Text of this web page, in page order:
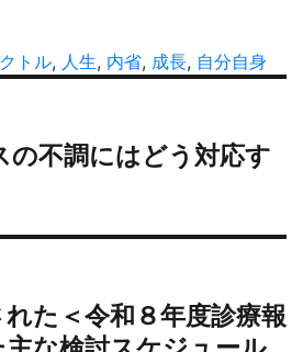
トル, 人生, 内省, 成長, 自分自身
の不調にはどう対応す
た＜令和８年度診療報